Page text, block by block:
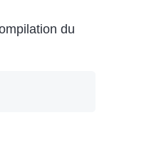
du